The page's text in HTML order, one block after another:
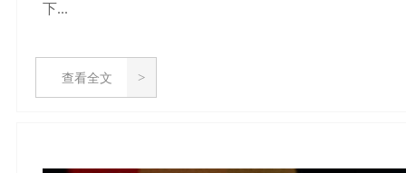
下...
查看全文